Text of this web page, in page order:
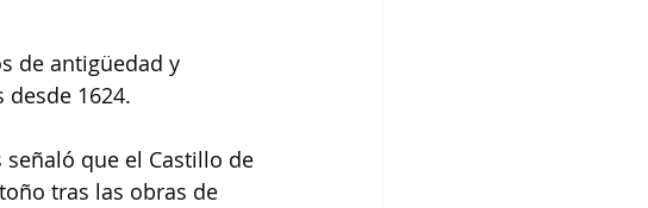
de antigüedad y
1624.
señaló que el Castillo de
tras las obras de